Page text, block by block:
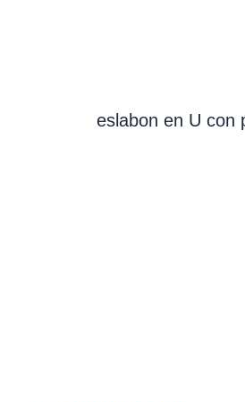
eslabon en U con